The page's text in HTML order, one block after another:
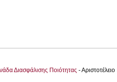
Διασφάλισης Ποιότητας -